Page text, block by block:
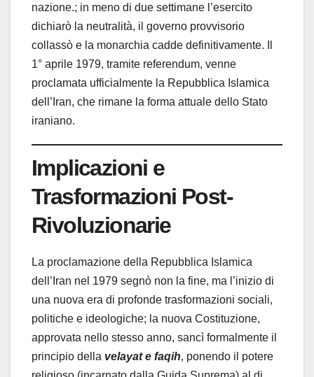
nazione.; in meno di due settimane l’esercito
dichiarò la neutralità, il governo provvisorio
collassò e la monarchia cadde definitivamente. Il
1° aprile 1979, tramite referendum, venne
proclamata ufficialmente la Repubblica Islamica
dell’Iran, che rimane la forma attuale dello Stato
iraniano.
Implicazioni e
Trasformazioni Post-
Rivoluzionarie
La proclamazione della Repubblica Islamica
dell’Iran nel 1979 segnò non la fine, ma l’inizio di
una nuova era di profonde trasformazioni sociali,
politiche e ideologiche; la nuova Costituzione,
approvata nello stesso anno, sancì formalmente il
principio della velayat e faqih, ponendo il potere